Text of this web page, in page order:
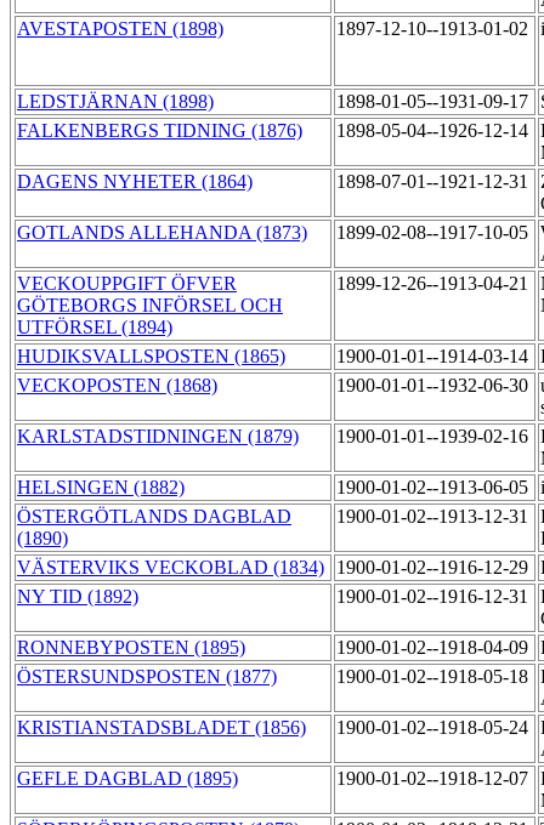
AVESTAPOSTEN (1898)
1897-12-10--1913-01-02
LEDSTJÄRNAN (1898) 1898-01-05--1931-09-17
FALKENBERGS TIDNING (1876)
1898-05-04--1926-12-14
DAGENS NYHETER (1864)
1898-07-01--1921-12-31
GOTLANDS ALLEHANDA (1873)
1899-02-08--1917-10-05
VECKOUPPGIFT ÖFVER
GÖTEBORGS INFÖRSEL OCH
UTFÖRSEL (1894)
1899-12-26--1913-04-21
HUDIKSVALLSPOSTEN (1865) 1900-01-01--1914-03-14
VECKOPOSTEN (1868)
1900-01-01--1932-06-30
KARLSTADSTIDNINGEN (1879)
1900-01-01--1939-02-16
HELSINGEN (1882)
1900-01-02--1913-06-05
ÖSTERGÖTLANDS DAGBLAD
(1890)
1900-01-02--1913-12-31
VÄSTERVIKS VECKOBLAD (1834)
1900-01-02--1916-12-29
NY TID (1892)
1900-01-02--1916-12-31
RONNEBYPOSTEN (1895)
1900-01-02--1918-04-09
ÖSTERSUNDSPOSTEN (1877)
1900-01-02--1918-05-18
KRISTIANSTADSBLADET (1856)
1900-01-02--1918-05-24
GEFLE DAGBLAD (1895)
1900-01-02--1918-12-07